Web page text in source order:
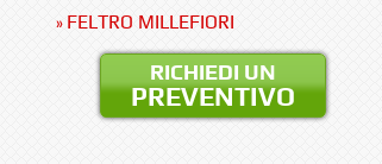
» FELTRO MILLEFIORI
RICHIEDI UN
PREVENTIVO